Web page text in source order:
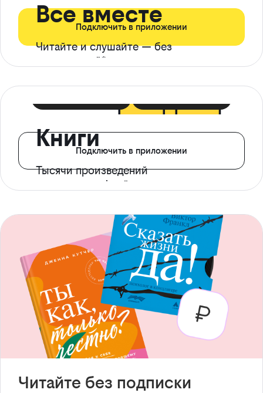
Все вместе
Читайте и слушайте — без
ограничений*
Подключить в приложении
Книги
Тысячи произведений
с доступом офлайн
Подключить в приложении
Читайте без подписки